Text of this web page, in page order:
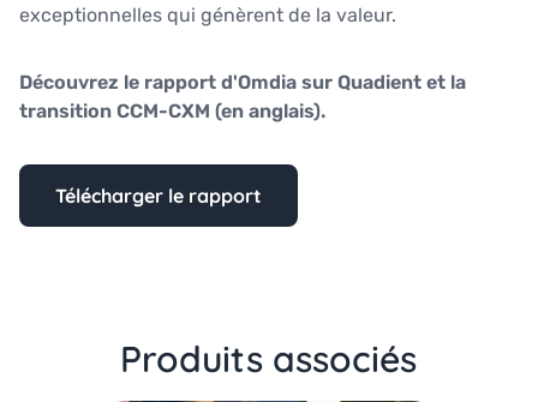
exceptionnelles qui génèrent de la valeur.
Découvrez le rapport d'Omdia sur Quadient et la
transition CCM-CXM (en anglais).
Télécharger le rapport
Produits associés